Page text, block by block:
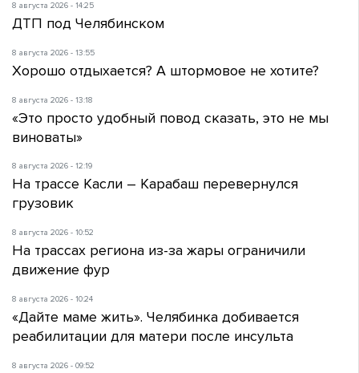
8 августа 2026 - 14:25
ДТП под Челябинском
8 августа 2026 - 13:55
Хорошо отдыхается? А штормовое не хотите?
8 августа 2026 - 13:18
«Это просто удобный повод сказать, это не мы
виноваты»
8 августа 2026 - 12:19
На трассе Касли – Карабаш перевернулся
грузовик
8 августа 2026 - 10:52
На трассах региона из-за жары ограничили
движение фур
8 августа 2026 - 10:24
«Дайте маме жить». Челябинка добивается
реабилитации для матери после инсульта
8 августа 2026 - 09:52